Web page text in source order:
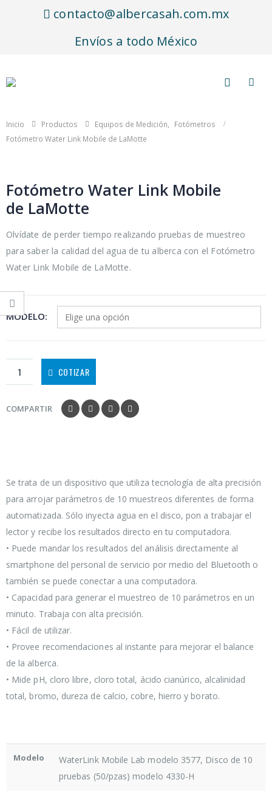
contacto@albercasah.com.mx
Envíos a todo México
Inicio Productos Equipos de Medición
Fotómetros
Fotómetro Water Link Mobile de LaMotte
Fotómetro Water Link Mobile
de LaMotte
Olvídate de perder tiempo realizando pruebas de muestreo
para saber la calidad del agua de tu alberca con el Fotómetro
Water Link Mobile de LaMotte.
MODELO
COTIZAR
COMPARTIR
Se trata de un dispositivo que utiliza tecnología de alta precisión
para arrojar parámetros de 10 muestreos diferentes de forma
automatizada. Sólo inyecta agua en el disco, pon a trabajar el
lector y recibe los resultados directo en tu computadora.
• Puede mandar los resultados del análisis directamente al
smartphone del personal de servicio por medio del Bluetooth o
también se puede conectar a una computadora.
• Capacidad para generar el muestreo de 10 parámetros en un
minuto. Trabaja con alta precisión.
• Fácil de utilizar.
• Provee recomendaciones al instante para mejorar el balance
de la alberca.
• Mide pH, cloro libre, cloro total, ácido cianúrico, alcalinidad
total, bromo, dureza de calcio, cobre, hierro y borato.
Modelo
WaterLink Mobile Lab modelo 3577, Disco de 10
pruebas (50/pzas) modelo 4330-H